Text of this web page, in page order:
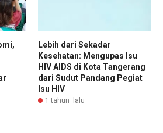
Lebih dari Sekadar
Kesehatan: Mengupas Isu
HIV AIDS di Kota Tangerang
dari Sudut Pandang Pegiat
Isu HIV
1 tahun lalu